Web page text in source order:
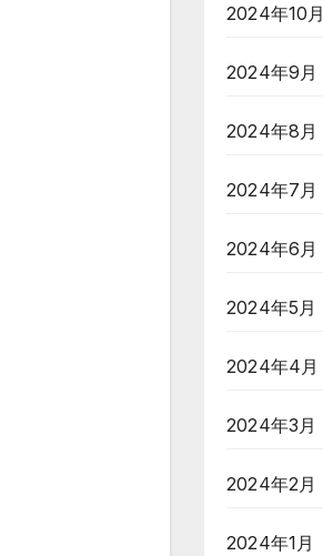
2024年10月
2024年9月
2024年8月
2024年7月
2024年6月
2024年5月
2024年4月
2024年3月
2024年2月
2024年1月